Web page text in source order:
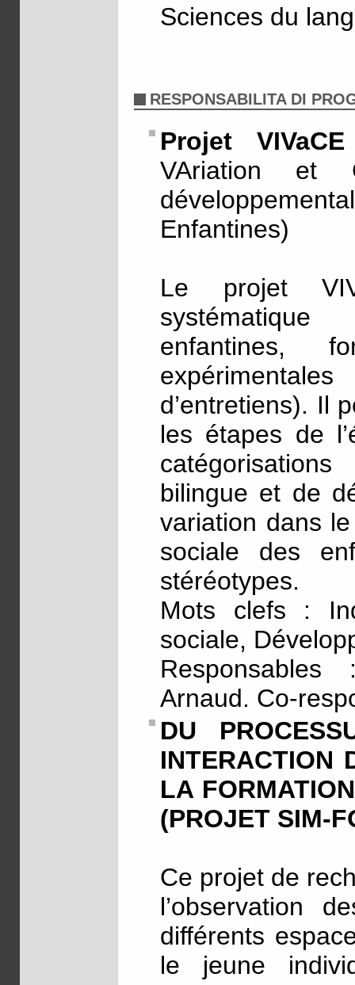
Sciences du
RESPONSABILITA DI
Projet VIVaCE
VAriation et
Enfantines)
Le projet
enfantines,
d’entretiens). Il
les étapes de
bilingue et de
variation dans
sociale des
stéréotypes.
Mots clefs :
sociale,
Arnaud. Co-
DU
INTERACTION
LA
(PROJET SIM-
Ce projet de
l’observation
différents
le jeune